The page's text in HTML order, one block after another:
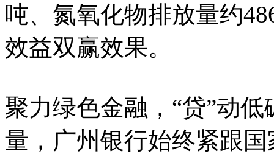
吨、氮氧化物排放量约
效益双赢效果。
聚力绿色金融，“贷”动
量，广州银行始终紧跟